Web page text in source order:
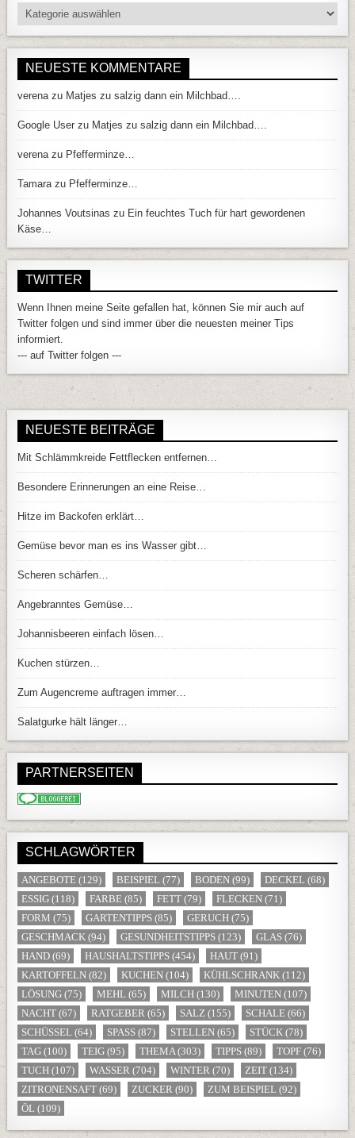
Kategorien
NEUESTE KOMMENTARE
verenazu Matjes zu salzig dann ein Milchbad….
Google User zu Matjes zu salzig dann ein Milchbad….
verenazu Pfefferminze…
Tamarazu Pfefferminze…
Johannes Voutsinas zu Ein feuchtes Tuch für hart gewordenen
Käse…
TWITTER
Wenn Ihnen meine Seite gefallen hat, können Sie mir auch auf
Twitter folgen und sind immer über die neuesten meiner Tips
informiert.
--- auf Twitter folgen ---
NEUESTE BEITRÄGE
Mit Schlämmkreide Fettflecken entfernen…
Besondere Erinnerungen an eine Reise…
Hitze im Backofen erklärt…
Gemüse bevor man es ins Wasser gibt…
Scheren schärfen…
Angebranntes Gemüse…
Johannisbeeren einfach lösen…
Kuchen stürzen…
Zum Augencreme auftragen immer…
Salatgurke hält länger…
PARTNERSEITEN
SCHLAGWÖRTER
ANGEBOTE (129) BEISPIEL (77) BODEN (99) DECKEL (68)
ESSIG (118) FARBE (85) FETT (79) FLECKEN (71)
FORM (75) GARTENTIPPS (85) GERUCH (75)
GESCHMACK (94) GESUNDHEITSTIPPS (123) GLAS (76)
HAND (69) HAUSHALTSTIPPS (454) HAUT (91)
KARTOFFELN (82) KUCHEN (104) KÜHLSCHRANK (112)
LÖSUNG (75) MEHL (65) MILCH (130) MINUTEN (107)
NACHT (67) RATGEBER (65) SALZ (155) SCHALE (66)
SCHÜSSEL (64) SPASS (87) STELLEN (65) STÜCK (78)
TAG (100) TEIG (95) THEMA(303) TIPPS (89) TOPF (76)
TUCH (107) WASSER (704) WINTER (70) ZEIT (134)
ZITRONENSAFT (69) ZUCKER (90) ZUM BEISPIEL (92)
ÖL (109)